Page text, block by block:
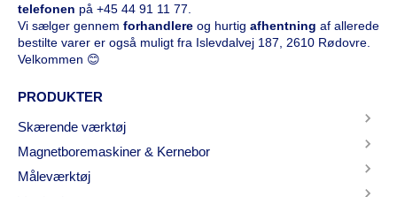
telefonen på +45 44 91 11 77
Vi sælger gennem forhandlere og hurtig afhentning af allerede
bestilte varer er også muligt fra Islevdalvej 187, 2610 Rødovre.
Velkommen 😊
PRODUKTER
Skærende værktøj
Magnetboremaskiner & Kernebor
Måleværktøj